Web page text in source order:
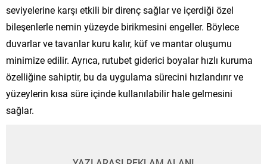
seviyelerine karşı etkili bir direnç sağlar ve içerdiği özel
bileşenlerle nemin yüzeyde birikmesini engeller. Böylece
duvarlar ve tavanlar kuru kalır, küf ve mantar oluşumu
minimize edilir. Ayrıca, rutubet giderici boyalar hızlı kuruma
özelliğine sahiptir, bu da uygulama sürecini hızlandırır ve
yüzeylerin kısa süre içinde kullanılabilir hale gelmesini
sağlar.